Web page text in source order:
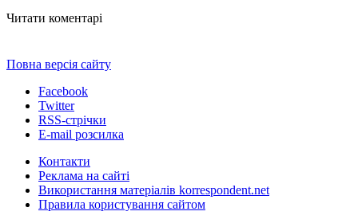
Читати коментарі
Повна версія сайту
Facebook
Twitter
RSS-стрічки
E-mail розсилка
Контакти
Реклама на сайті
Використання матеріалів korrespondent.net
Правила користування сайтом